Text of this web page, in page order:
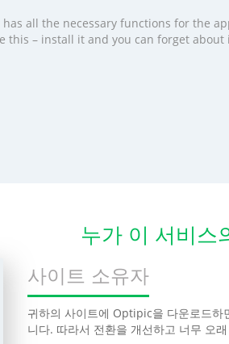
all the necessary functions for the
this – install it and you can forget
누가 이 서비스
사이트 소유자
귀하의 사이트에 Optipic을 다운로드하
니다. 따라서 전환을 개선하고 너무 오